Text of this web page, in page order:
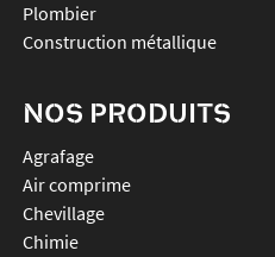
Plombier
Construction métallique
NOS PRODUITS
agrafage
air comprime
chevillage
chimie